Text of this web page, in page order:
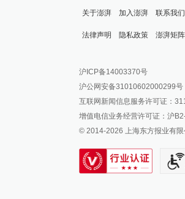
关于澎湃 加入澎湃 联系我们
法律声明 隐私政策 澎湃矩阵
澎湃新闻公众号
澎湃新闻抖音号
派生万物开放
IP SHANGHAI
SIXTH TONE
报料邮箱:
沪ICP备14003370号
沪公网安备31010602000299号
互联网新闻信息服务许可证：
增值电信业务经营许可证：沪
© 2014-2026 上海东方报业有限